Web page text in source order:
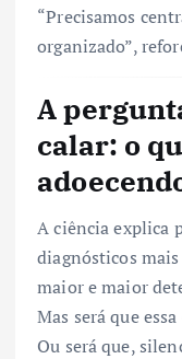
“Precisamos
organizado”,
A
calar: o
A ciência explica
diagnósticos
maior e maior
Mas será que
Ou será que,